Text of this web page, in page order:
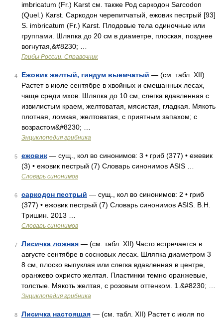
imbricatum (Fr.) Karst см. также Род саркодон Sarcodon
(Quel.) Karst. Саркодон черепитчатый, ежовик пестрый [93]
S. imbricatum (Fr.) Karst. Плодовые тела одиночные или
группами. Шляпка до 20 см в диаметре, плоская, позднее
вогнутая,&#8230; …
Грибы России. Справочник
4 Ежовик желтый, гиндум выемчатый — (см. табл. XII)
Растет в июле сентябре в хвойных и смешанных лесах,
чаще среди мхов. Шляпка до 10 см, слегка вдавленная с
извилистым краем, желтоватая, мясистая, гладкая. Мякоть
плотная, ломкая, желтоватая, с приятным запахом; с
возрастом&#8230; …
Энциклопедия грибника
5 ежовик — сущ., кол во синонимов: 3 • гриб (377) • ежевик
(3) • ежовик пестрый (7) Словарь синонимов ASIS …
Словарь синонимов
6 саркодон пестрый — сущ., кол во синонимов: 2 • гриб
(377) • ежовик пестрый (7) Словарь синонимов ASIS. В.Н.
Тришин. 2013 …
Словарь синонимов
7 Лисичка ложная — (см. табл. XII) Часто встречается в
августе сентябре в сосновых лесах. Шляпка диаметром 3
8 см, плоско выпуклая или слегка вдавленная в центре,
оранжево охристо желтая. Пластинки темно оранжевые,
толстые. Мякоть желтая, с розовым оттенком. 1.&#8230; …
Энциклопедия грибника
8 Лисичка настоящая — (см. табл. XII) Растет с июля по